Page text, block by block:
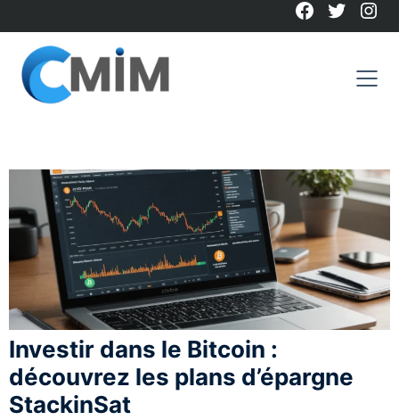
to
content
Facebook
Twitter
Investir dans le Bitcoin :
découvrez les plans d’épargne
StackinSat